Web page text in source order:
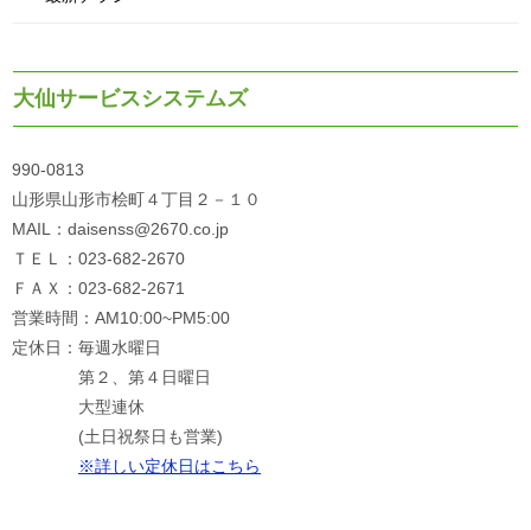
大仙サービスシステムズ
990-0813
山形県山形市桧町４丁目２－１０
MAIL：daisenss@2670.co.jp
ＴＥＬ：023-682-2670
ＦＡＸ：023-682-2671
営業時間：AM10:00~PM5:00
定休日：毎週水曜日
第２、第４日曜日
大型連休
(土日祝祭日も営業)
※詳しい定休日はこちら